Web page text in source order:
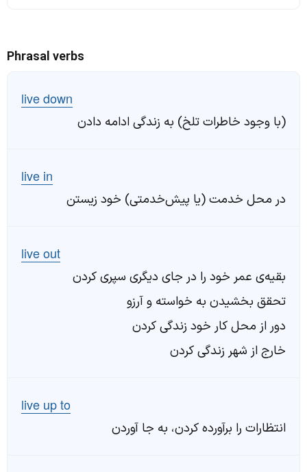
Phrasal verbs
live down
(با وجود خاطرات تلخ) به زندگی ادامه دادن
live in
در محل خدمت (یا پیش‌خدمتی) خود زیستن
live out
بقیه‌ی عمر خود را در جای دیگری سپری کردن
تحقق بخشیدن به خواسته و آرزو
دور از محل کار خود زندگی کردن
خارج از شهر زندگی کردن
live up to
انتظارات را برآورده کردن، به جا آوردن